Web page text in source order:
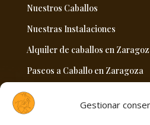
Gestionar
Nuestros Caballos
Nuestras Instalaciones
Alquiler de caballos en
Paseos a Caballo en Zaragoza
Venta hipica en Zaragoza